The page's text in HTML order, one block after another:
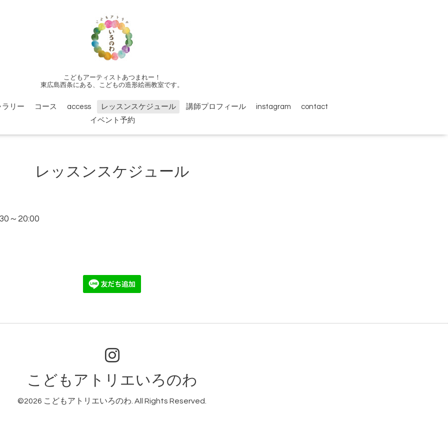
こどもアーティストあつまれー！
東広島西条にある、こどもの造形絵画教室です。
ラリー コース access レッスンスケジュール 講師プロフィール instagram
contact
イベント予約
レッスンスケジュール
～20:00
こどもアトリエいろのわ
©2026 こどもアトリエいろのわ . All Rights Reserved.